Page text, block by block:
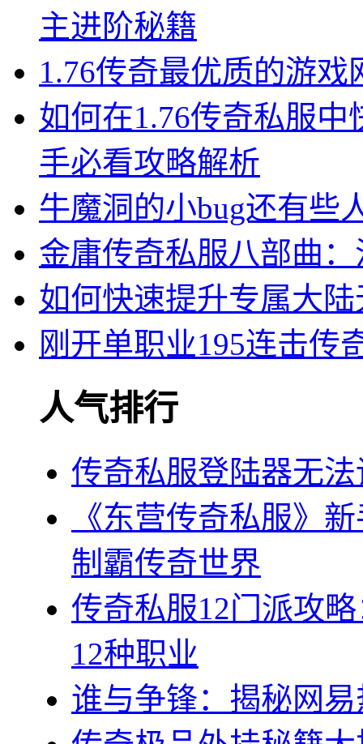
主进阶秘籍
1.76传奇最优质的游
如何在1.76传奇私服
手必看攻略解析
牛魔洞的小bug还有些
金庸传奇私服八部曲
如何快速提升专属大
刚开单职业195连击传
人气排行
传奇私服登陆器无
《东营传奇私服》
制霸传奇世界
传奇私服12门派攻
12种职业
谁与争锋：揭秘网